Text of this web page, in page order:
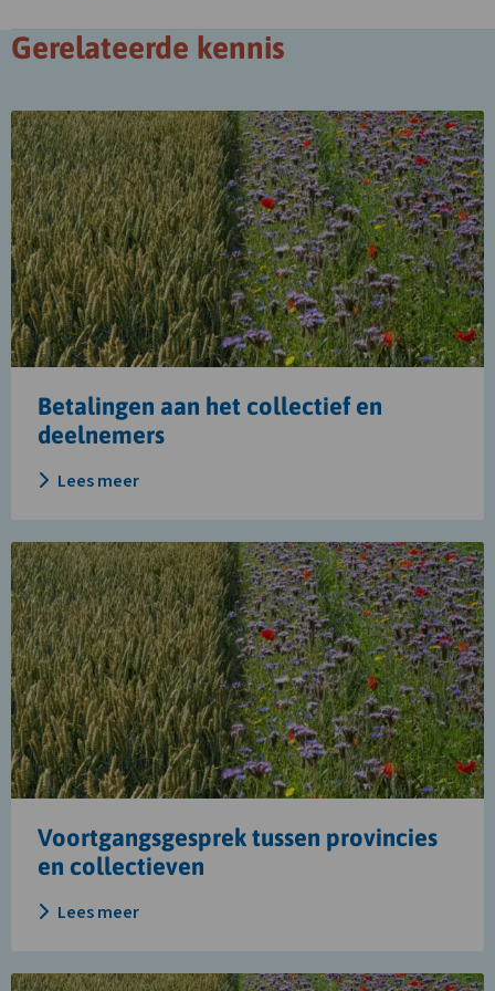
Gerelateerde kennis
Betalingen aan het collectief en
deelnemers
Lees meer
Lees
meer
over
Betalingen
aan
het
collectief
en
deelnemers
Voortgangsgesprek tussen provincies
en collectieven
Lees meer
Lees
meer
over
Voortgangsgesprek
tussen
provincies
en
collectieven
Lees